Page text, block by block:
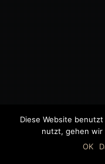
©2018
Diese Website
nutzt, gehen wir
OK